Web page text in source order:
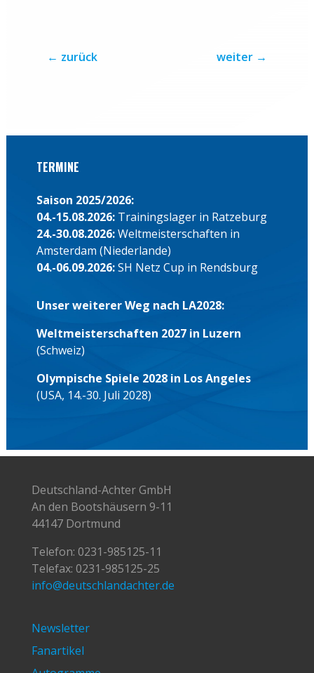
← zurück weiter →
TERMINE
Saison 2025/2026:
04.-15.08.2026: Trainingslager in Ratzeburg
24.-30.08.2026:Weltmeisterschaften in
Amsterdam (Niederlande)
04.-06.09.2026:SH Netz Cup in Rendsburg
Unser weiterer Weg nach LA2028:
Weltmeisterschaften 2027 in Luzern
(Schweiz)
Olympische Spiele 2028 in Los Angeles
(USA, 14.-30. Juli 2028)
Deutschland-Achter GmbH
An den Bootshäusern 9-11
44147 Dortmund
Telefon: 0231-985125-11
Telefax: 0231-985125-25
info@deutschlandachter.de
Newsletter
Fanartikel